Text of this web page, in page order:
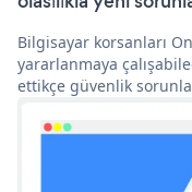
Bilgisayar korsanları
yararlanmaya
ettikçe güvenlik